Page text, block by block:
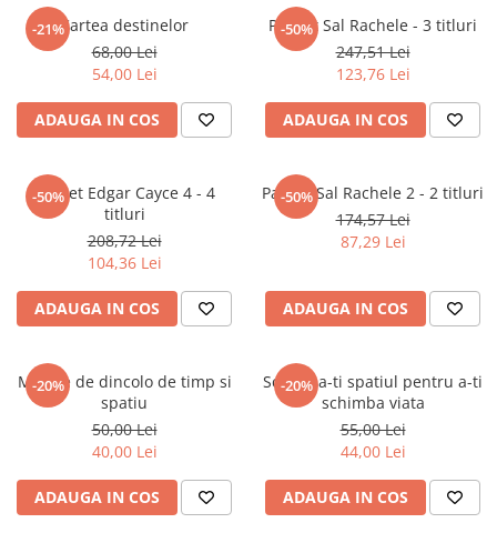
Clasa pregatitoare
Limbi Straine
Povesti ilustrate
Povesti - Basme - Legende
Religie pentru copii
ScienceConnection
-21%Cartea destinelor
68,00 Lei
54,00 Lei
ADAUGA IN COS
-50%
Pachet Sal Rachele - 3 titluri
247,51 Lei
123,76 Lei
ADAUGA IN COS
-50%
Pachet Edgar Cayce 4 - 4
titluri
208,72 Lei
104,36 Lei
ADAUGA IN COS
-50%
Pachet Sal Rachele 2 - 2 titluri
174,57 Lei
87,29 Lei
ADAUGA IN COS
-20%
Mesaje de dincolo de timp si
spatiu
50,00 Lei
40,00 Lei
ADAUGA IN COS
-20%
Schimba-ti spatiul pentru a-ti
schimba viata
55,00 Lei
44,00 Lei
ADAUGA IN COS